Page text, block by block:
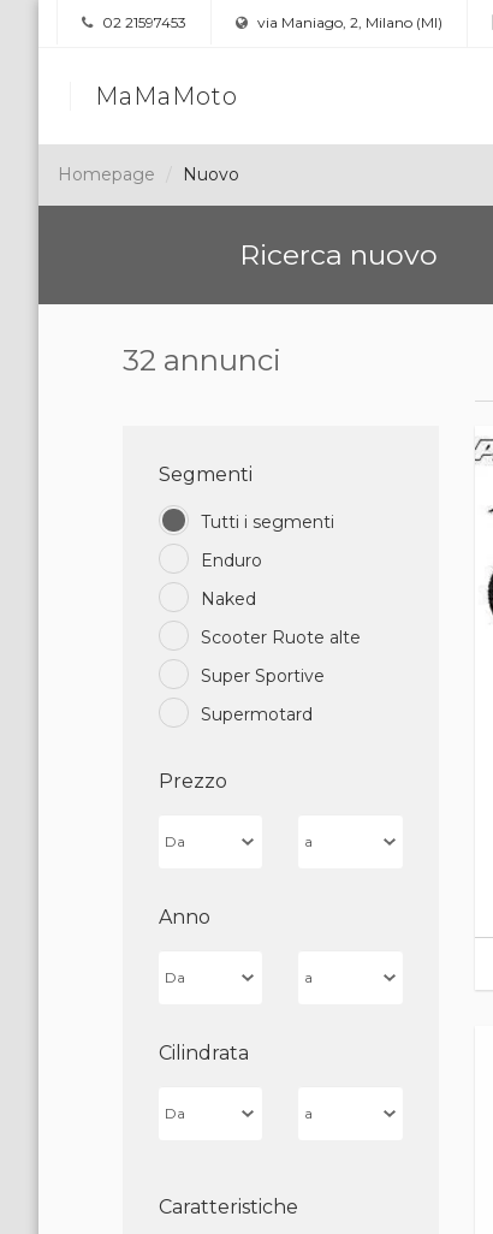
02 21597453 via Maniago, 2, Milano (MI)
MaMaMoto
Homepage Nuovo
Ricerca nuovo
32 annunci
Segmenti
Tutti i segmenti
Enduro
Naked
Scooter Ruote alte
Super Sportive
Supermotard
Prezzo
Anno
Cilindrata
Caratteristiche